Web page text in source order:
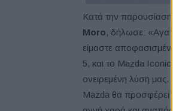
Κατά την παρουσίαση
Moro, δήλωσε:
είμαστε αποφασισμένοι
5, και το Mazda Iconic
ονειρεμένη λύση μας.
Mazda θα προσφέρει